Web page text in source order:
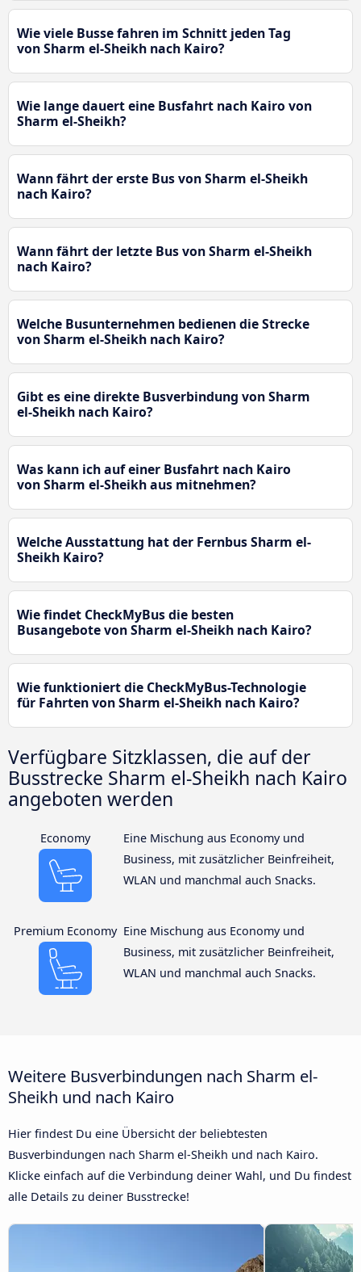
Wie viele Busse fahren im Schnitt jeden Tag
von Sharm el-Sheikh nach Kairo?
Wie lange dauert eine Busfahrt nach Kairo von
Sharm el-Sheikh?
Wann fährt der erste Bus von Sharm el-Sheikh
nach Kairo?
Wann fährt der letzte Bus von Sharm el-Sheikh
nach Kairo?
Welche Busunternehmen bedienen die Strecke
von Sharm el-Sheikh nach Kairo?
Gibt es eine direkte Busverbindung von Sharm
el-Sheikh nach Kairo?
Was kann ich auf einer Busfahrt nach Kairo
von Sharm el-Sheikh aus mitnehmen?
Welche Ausstattung hat der Fernbus Sharm el-
Sheikh Kairo?
Wie findet CheckMyBus die besten
Busangebote von Sharm el-Sheikh nach Kairo?
Wie funktioniert die CheckMyBus-Technologie
für Fahrten von Sharm el-Sheikh nach Kairo?
Verfügbare Sitzklassen, die auf der
Busstrecke Sharm el-Sheikh nach Kairo
angeboten werden
Economy
Eine Mischung aus Economy und
Business, mit zusätzlicher Beinfreiheit,
WLAN und manchmal auch Snacks.
Premium Economy Eine Mischung aus Economy und
Business, mit zusätzlicher Beinfreiheit,
WLAN und manchmal auch Snacks.
Weitere Busverbindungen nach Sharm el-
Sheikh und nach Kairo
Hier findest Du eine Übersicht der beliebtesten
Busverbindungen nach Sharm el-Sheikh und nach Kairo.
Klicke einfach auf die Verbindung deiner Wahl, und Du findest
alle Details zu deiner Busstrecke!